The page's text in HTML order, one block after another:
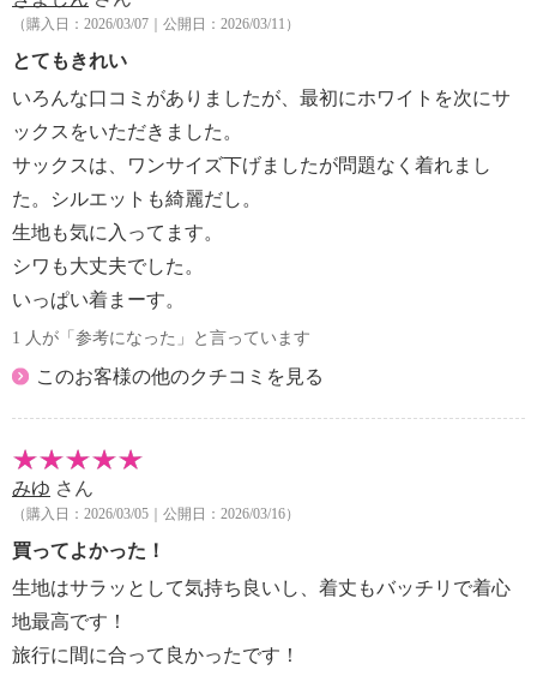
（購入日：2026/03/07｜公開日：2026/03/11）
とてもきれい
いろんな口コミがありましたが、最初にホワイトを次にサ
ックスをいただきました。
サックスは、ワンサイズ下げましたが問題なく着れまし
た。シルエットも綺麗だし。
生地も気に入ってます。
シワも大丈夫でした。
いっぱい着まーす。
1 人が「参考になった」と言っています
このお客様の他のクチコミを見る
みゆ さん
（購入日：2026/03/05｜公開日：2026/03/16）
買ってよかった！
生地はサラッとして気持ち良いし、着丈もバッチリで着心
地最高です！
旅行に間に合って良かったです！